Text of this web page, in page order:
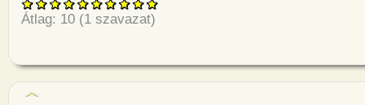
Átlag: 10 (1 szavazat)